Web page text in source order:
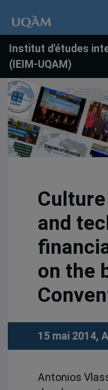
Institut d'études
(IEIM-UQAM)
and
on the
15 mai 2014,
Antonios